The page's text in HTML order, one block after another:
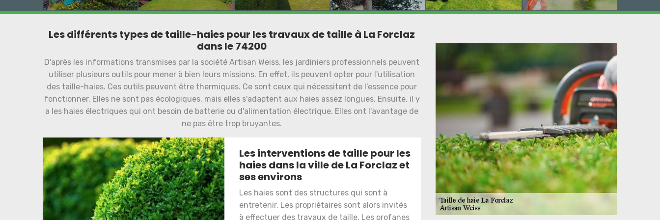
Les différents types de taille-haies pour les travaux de taille à La Forclaz
dans le 74200
D'après les informations transmises par la société Artisan Weiss, les jardiniers professionnels peuvent
utiliser plusieurs outils pour mener à bien leurs missions. En effet, ils peuvent opter pour l'utilisation
des taille-haies. Ces outils peuvent être thermiques. Ce sont ceux qui nécessitent de l'essence pour
fonctionner. Elles ne sont pas écologiques, mais elles s'adaptent aux haies assez longues. Ensuite, il y
a les haies électriques qui ont besoin de batterie ou d'alimentation électrique. Elles ont l'avantage de
ne pas être trop bruyantes.
Les interventions de taille pour les
haies dans la ville de La Forclaz et
ses environs
Les haies sont des structures qui sont à
entretenir. Les propriétaires sont alors invités
à effectuer des travaux de taille. Les profanes